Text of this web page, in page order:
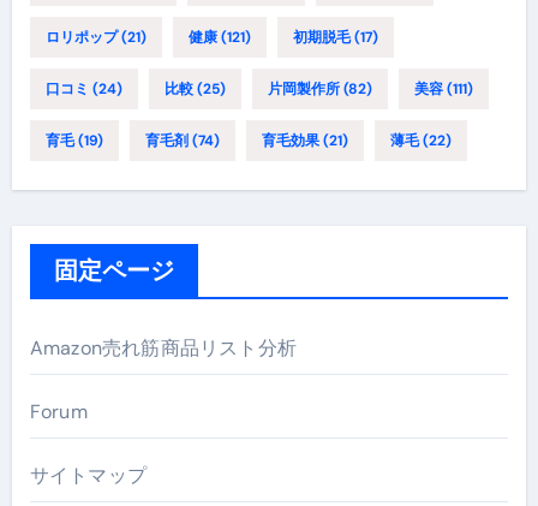
ロリポップ(21) 健康(121) 初期脱毛(17)
口コミ (24) 比較(25) 片岡製作所(82) 美容(111)
育毛(19) 育毛剤 (74) 育毛効果(21) 薄毛(22)
固定ページ
Amazon売れ筋商品リスト分析
Forum
サイトマップ